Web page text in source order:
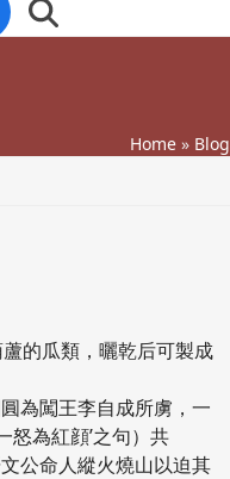
Home» Blog
的瓜類，曬乾后可製成
為闖王李自成所虜，一
怒為紅顔’之句）共
公命人縱火燒山以迫其